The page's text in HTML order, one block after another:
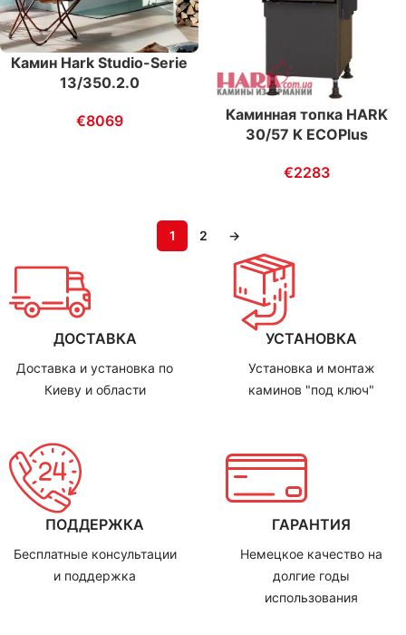
Камин Hark Studio-Serie
13/350.2.0
€8069
Каминная топка HARK
30/57 K ECOPlus
€2283
1 2 →
ДОСТАВКА
Доставка и установка по
Киеву и области
УСТАНОВКА
Установка и монтаж
каминов "под ключ"
ПОДДЕРЖКА
Бесплатные консультации
и поддержка
ГАРАНТИЯ
Немецкое качество на
долгие годы
использования